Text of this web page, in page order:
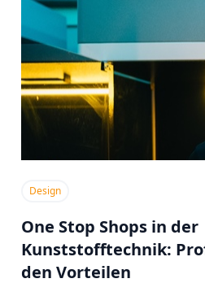
Design
One Stop Shops in der
Kunststofftechnik:
den Vorteilen